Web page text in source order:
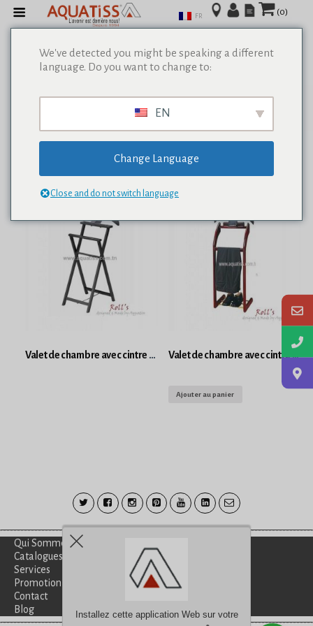
(0)
Valet de chambre avec cintre galbé noir plastique Pliable Roll’s Valet de chambre avec cintre galbé noir plastique Roll’s
Ajouter au panier
FR
We've detected you might be speaking a different
language. Do you want to change to:
EN
Change Language
Close and do not switch language
Qui Sommes-Nous?
Catalogues
Services
Promotion
Contact
Blog
Installez cette application Web sur votre